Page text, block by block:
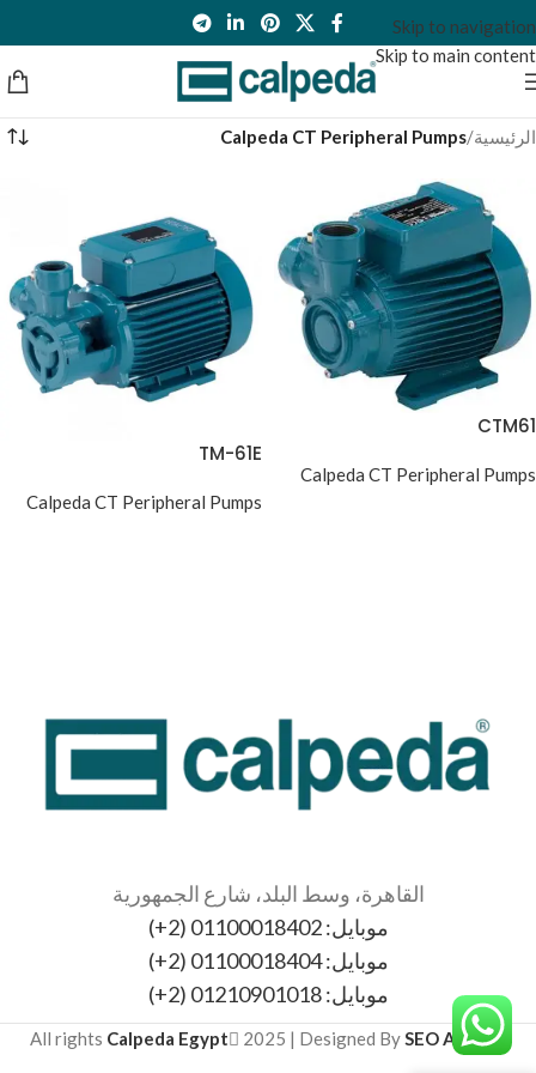
Skip to navigation
Skip to main content
الرئيسية/
Calpeda CT Peripheral Pumps
CTM61
Calpeda CT Peripheral Pumps
TM-61E
Calpeda CT Peripheral Pumps
القاهرة، وسط البلد، شارع الجمهورية
موبايل: 01100018402 (2+)
موبايل: 01100018404 (2+)
موبايل: 01210901018 (2+)
All rights Calpeda Egypt 2025 | Designed BySEO Agency